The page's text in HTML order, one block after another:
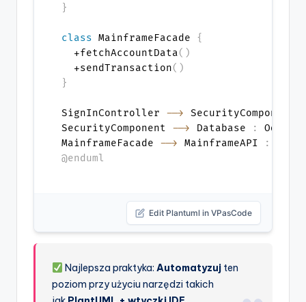
}
class MainframeFacade {
  +fetchAccountData
( )
  +sendTransaction
( )
}
SignInController --> SecurityComponent
SecurityComponent --> Database :
MainframeFacade --> MainframeAPI
:
@enduml
Edit Plantuml in VPasCode
Najlepsza praktyka:Automatyzuj ten
poziom przy użyciu narzędzi takich